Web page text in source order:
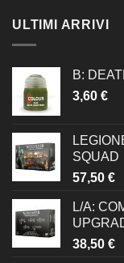
ULTIMI ARRIVI
B:
3,60 €
SQUAD
57,50 €
L/A:
38,50 €